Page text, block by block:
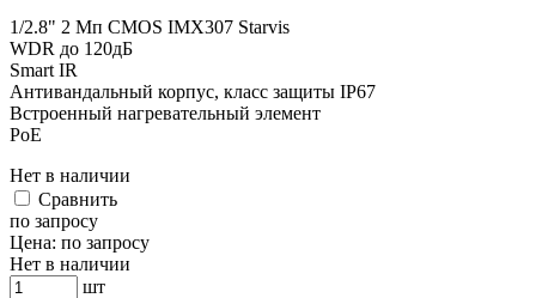
1/2.8" 2 Мп CMOS IMX307 Starvis
WDR до 120дБ
Smart IR
Антивандальный корпус, класс защиты IР67
Встроенный нагревательный элемент
PoE
Нет в наличии
Cравнить
по запросу
Цена: по запросу
Нет в наличии
шт